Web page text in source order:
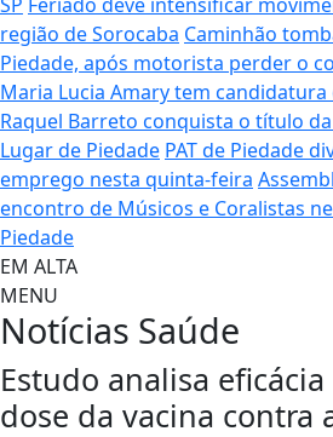
região de Sorocaba Caminhão
Piedade, após motorista perder o
Maria Lucia Amary tem candidatura
Raquel Barreto conquista o título da
Lugar de Piedade PAT de Piedade
emprego nesta quinta-feira
encontro de Músicos e Coralistas
Piedade
EM ALTA
MENU
Notícias Saúde
Estudo analisa
dose da vacina contra